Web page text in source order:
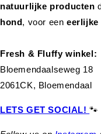
natuurlijke producten
hond, voor eeneerlijke
Fresh & Fluffy winkel:
Bloemendaalseweg 18
2061CK, Bloemendaal
LETS GET SOCIAL!🐾